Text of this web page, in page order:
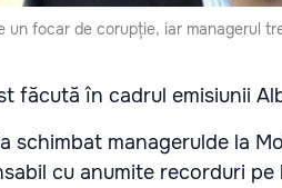
un focar de corupție, iar managerul
făcută în cadrul emisiunii
schimbat managerulde la
cu anumite recorduri